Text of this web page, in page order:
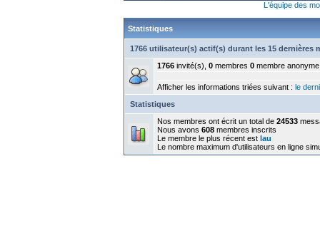
L'équipe des
Statistiques
1766 utilisateur(s) actif(s) durant les 15 dernières
1766 invité(s), 0 membres 0 membre anonyme
Afficher les informations triées suivant : le
Statistiques
Nos membres ont écrit un total de 24533
Nous avons 608 membres inscrits
Le membre le plus récent est lau
Le nombre maximum d'utilisateurs en ligne